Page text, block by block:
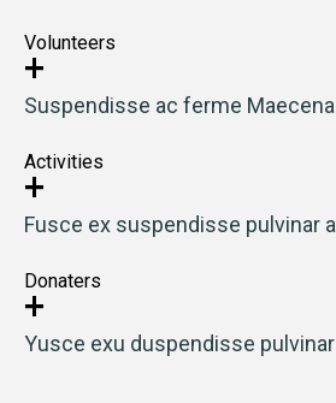
Volunteers
+
Suspendisse ac ferme
Activities
+
Fusce ex suspendisse pulvinar
Donaters
+
Yusce exu duspendisse